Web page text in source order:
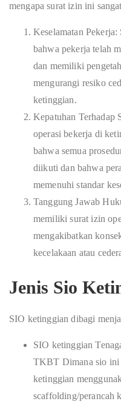
mengapa surat izin ini
Keselamatan
bahwa pekerja telah
dan memiliki
mengurangi resiko
ketinggian.
Kepatuhan Terhadap
operasi bekerja di
bahwa semua
diikuti dan bahwa
memenuhi standar
Tanggung Jawab
memiliki surat izin
mengakibatkan
kecelakaan atau
Jenis Sio
SIO ketinggian dibagi
SIO ketinggian
TKBT Dimana sio ini
ketinggian
scaffolding/perancah